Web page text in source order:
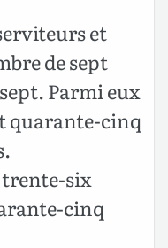
et
de sept
Parmi eux
quarante-cinq
six
cinq